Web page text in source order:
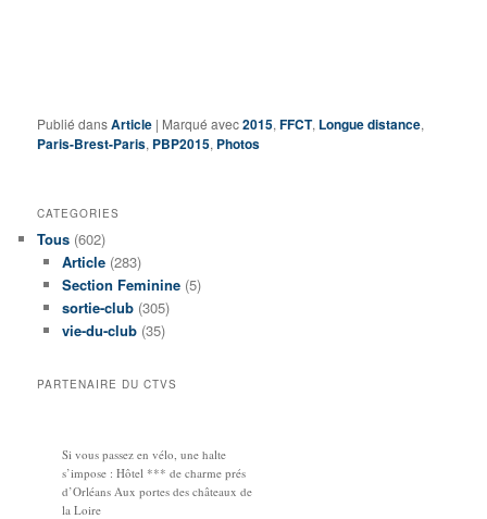
Publié dansArticle | Marqué avec2015,FFCT, Longue distance,
Paris-Brest-Paris, PBP2015, Photos
CATEGORIES
Tous (602)
Article(283)
Section Feminine(5)
sortie-club(305)
vie-du-club(35)
PARTENAIRE DU CTVS
Si vous passez en vélo, une halte
s’impose : Hôtel *** de charme prés
d’Orléans Aux portes des châteaux de
la Loire